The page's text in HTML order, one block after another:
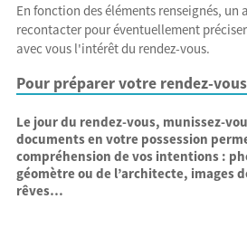
En fonction des éléments renseignés, un
recontacter pour éventuellement
avec vous l'intérêt du rendez-vous.
Pour préparer votre rendez-vous
Le jour du rendez-vous, munissez-
documents en votre possession
compréhension de vos intentions :
géomètre ou de l’architecte, images
rêves…